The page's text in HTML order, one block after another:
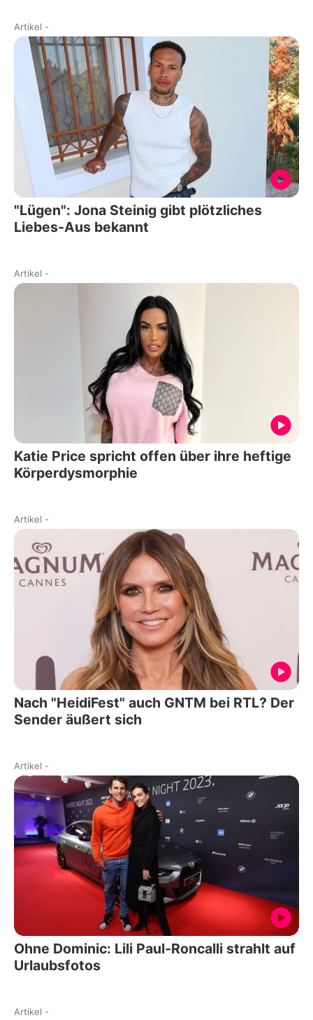
Artikel -
"Lügen": Jona Steinig gibt plötzliches
Liebes-Aus bekannt
Artikel -
Katie Price spricht offen über ihre heftige
Körperdysmorphie
Artikel -
Nach "HeidiFest" auch GNTM bei RTL? Der
Sender äußert sich
Artikel -
Ohne Dominic: Lili Paul-Roncalli strahlt auf
Urlaubsfotos
Artikel -